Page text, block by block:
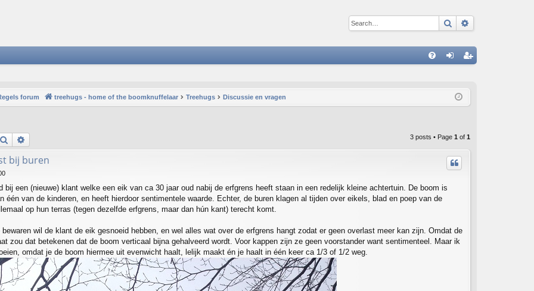
Search
ist
forum treehugs - home of the boomknuffelaar Treehugs Discussie en vragen
Search 3 posts • Page 1 of 1
bij buren
bij een (nieuwe) klant welke een eik van ca 30 jaar oud nabij de erfgrens heeft staan in een redelijk kleine achtertuin. De boom is
één van de kinderen, en heeft hierdoor sentimentele waarde. Echter, de buren klagen al tijden over eikels, blad en poep van de
op hun terras (tegen dezelfde erfgrens, maar dan hún kant) terecht komt.
wil de klant de eik gesnoeid hebben, en wel alles wat over de erfgrens hangt zodat er geen overlast meer kan zijn. Omdat de
zou dat betekenen dat de boom verticaal bijna gehalveerd wordt. Voor kappen zijn ze geen voorstander want sentimenteel. Maar ik
omdat je de boom hiermee uit evenwicht haalt, lelijk maakt én je haalt in één keer ca 1/3 of 1/2 weg.